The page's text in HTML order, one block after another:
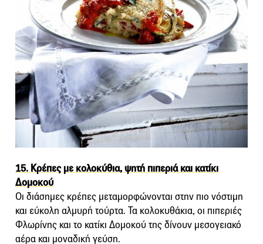
15. Κρέπες με κολοκύθια, ψητή πιπεριά και κατίκι
Δομοκού
Οι διάσημες κρέπες μεταμορφώνονται στην πιο νόστιμη
και εύκολη αλμυρή τούρτα. Τα κολοκυθάκια, οι πιπεριές
Φλωρίνης και το κατίκι Δομοκού της δίνουν μεσογειακό
αέρα και μοναδική γεύση.